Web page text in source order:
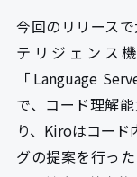
今回のリリース
テリジェンス
「Language
で、コード理解
り、Kiroはコード
グの提案を行っ